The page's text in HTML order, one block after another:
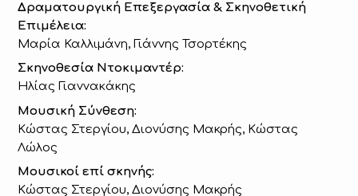
Δραματουργική Επεξεργασία & Σκηνοθετική
Επιμέλεια:
Μαρία Καλλιμάνη, Γιάννης Τσορτέκης
Σκηνοθεσία Ντοκιμαντέρ:
Ηλίας Γιαννακάκης
Μουσική Σύνθεση:
Κώστας Στεργίου, Διονύσης Μακρής, Κώστας
Λώλος
Μουσικοί επί σκηνής:
Κώστας Στεργίου, Διονύσης Μακρής